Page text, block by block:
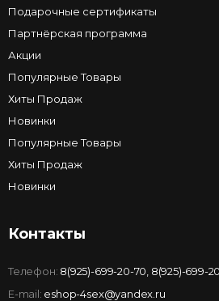
Подарочные сертификаты
Партнёрская программа
Акции
Популярные Товары
Хиты Продаж
Новинки
Популярные Товары
Хиты Продаж
Новинки
Контакты
Телефон: 8(925)-699-20-70 8(925)-699-
E-mail: eshop-4sex@yandex.ru